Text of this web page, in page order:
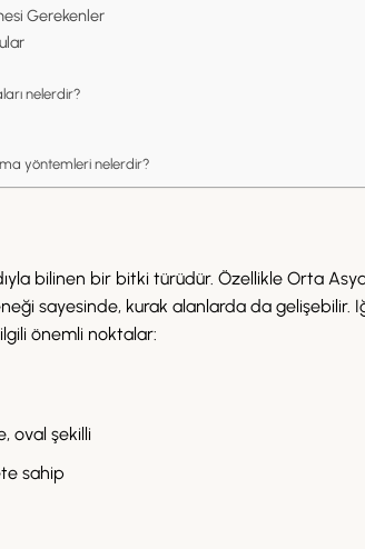
Gerekenler
nelerdir?
yöntemleri nelerdir?
bilinen bir bitki türüdür. Özellikle Orta
sayesinde, kurak alanlarda da
önemli noktalar:
oval şekilli
sahip